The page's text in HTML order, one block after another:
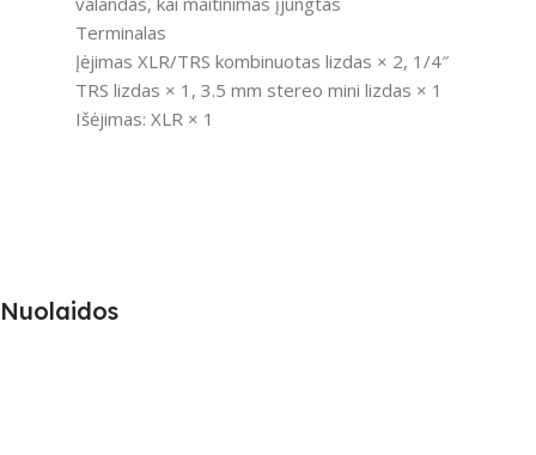
Terminalas
Įėjimas XLR/TRS kombinuotas lizdas × 2, 1/4″
TRS lizdas × 1, 3.5 mm stereo mini lizdas × 1
Išėjimas: XLR × 1
Nuolaidos